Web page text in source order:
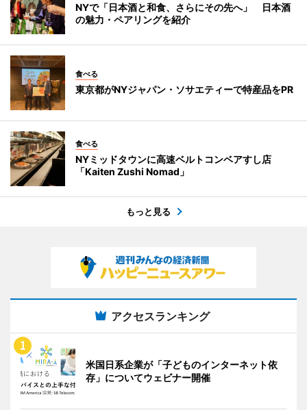
NYで「日本酒と和食、さらにその先へ」 日本酒
の魅力・ペアリングを紹介
食べる
東京都がNYジャパン・ソサエティーで特産品をPR
食べる
NYミッドタウンに高速ベルトコンベアすし店
「Kaiten Zushi Nomad」
もっと見る
アクセスランキング
米国日系企業が「子どものインターネット依
存」についてウェビナー開催